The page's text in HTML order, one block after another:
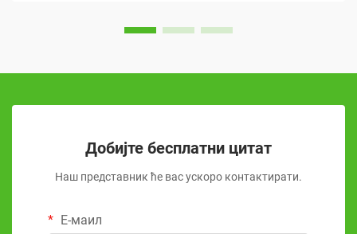
Добијте бесплатни цитат
Наш представник ће вас ускоро контактирати.
Е-маил